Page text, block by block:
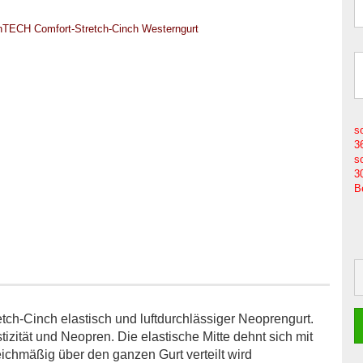
Cinch elastisch und luftdurchlässiger Neoprengurt.
und Neopren. Die elastische Mitte dehnt sich mit
über den ganzen Gurt verteilt wird